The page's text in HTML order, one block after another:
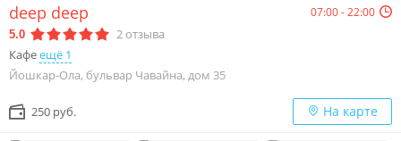
deep deep 07:00 - 22:00
5.0 2отзыва
Кафеещё 1
Йошкар-Ола, бульвар Чавайна, дом 35
250 руб. На карте